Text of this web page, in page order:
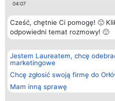
04:07
Cześć, chętnie Ci pomogę! 🙂
odpowiedni temat rozmowy! 🙂
Jestem Laureatem, chcę
marketingowe
Chcę zgłosić swoją firmę do
Mam inną sprawę
Organizator plebiscytu
Bright Side Solutions sp. z o.
o. sp. k.
ul. Ruska 22
Wrocław 50-079
KRS 0000749100 | Regon
381313360 | NIP 8943132676